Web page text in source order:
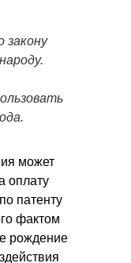
закону
может
оплату
патенту
фактом
рождение